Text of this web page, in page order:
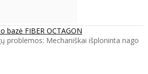
bazė FIBER OCTAGON
problemos: Mechaniškai išploninta nago